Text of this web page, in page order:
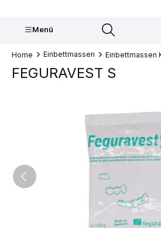
Menü
Home Einbettmassen Einbettmassen
FEGURAVEST S